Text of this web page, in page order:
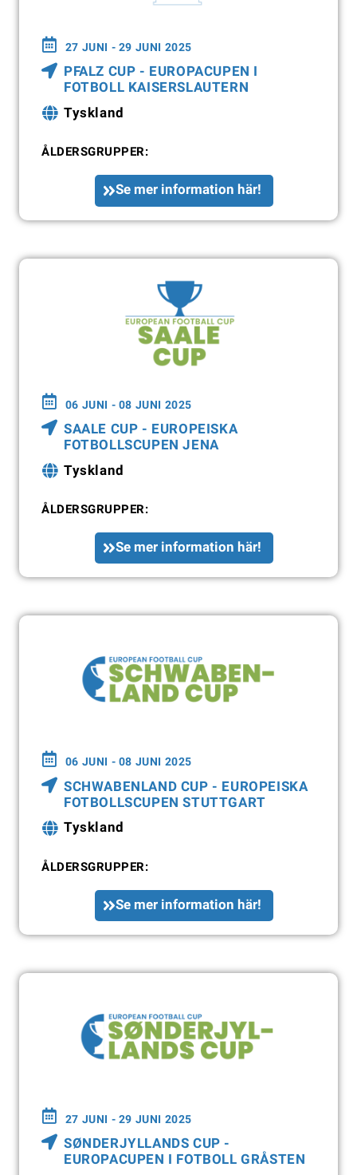
27 JUNI - 29 JUNI 2025
PFALZ CUP - EUROPACUPEN I
FOTBOLL KAISERSLAUTERN
Tyskland
ÅLDERSGRUPPER:
Se mer information här!
06 JUNI - 08 JUNI 2025
SAALE CUP - EUROPEISKA
FOTBOLLSCUPEN JENA
Tyskland
ÅLDERSGRUPPER:
Se mer information här!
06 JUNI - 08 JUNI 2025
SCHWABENLAND CUP - EUROPEISKA
FOTBOLLSCUPEN STUTTGART
Tyskland
ÅLDERSGRUPPER:
Se mer information här!
27 JUNI - 29 JUNI 2025
SØNDERJYLLANDS CUP -
EUROPACUPEN I FOTBOLL GRÅSTEN